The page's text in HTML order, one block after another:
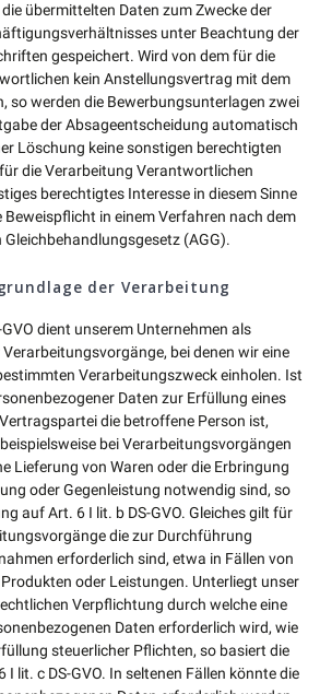
übermittelten Daten zum Zwecke der
unter Beachtung der
gespeichert. Wird von dem für die
kein Anstellungsvertrag mit dem
so werden die Bewerbungsunterlagen zwei
der Absageentscheidung automatisch
Löschung keine sonstigen berechtigten
die Verarbeitung Verantwortlichen
berechtigtes Interesse in diesem Sinne
Beweispflicht in einem Verfahren nach dem
Gleichbehandlungsgesetz (AGG).
der Verarbeitung
dient unserem Unternehmen als
bei denen wir eine
Verarbeitungszweck einholen. Ist
Daten zur Erfüllung eines
die betroffene Person ist,
bei Verarbeitungsvorgängen
Lieferung von Waren oder die Erbringung
oder Gegenleistung notwendig sind, so
auf Art. 6 I lit. b DS-GVO. Gleiches gilt für
die zur Durchführung
erforderlich sind, etwa in Fällen von
oder Leistungen. Unterliegt unser
Verpflichtung durch welche eine
Daten erforderlich wird, wie
steuerlicher Pflichten, so basiert die
lit. c DS-GVO. In seltenen Fällen könnte die